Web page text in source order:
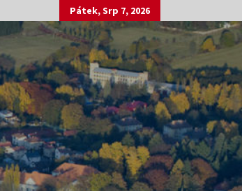
Pátek, Srp 7, 2026